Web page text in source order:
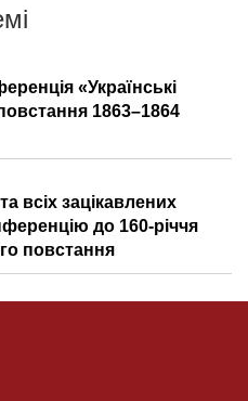
«Українські
1863–1864
всіх зацікавлених
до 160-річчя
повстання